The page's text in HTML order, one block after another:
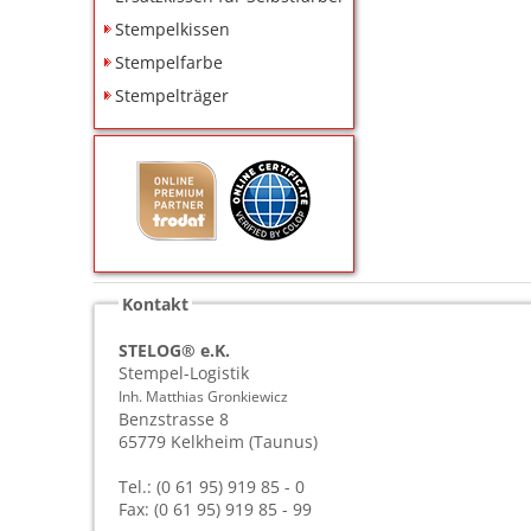
Stempelkissen
Stempelfarbe
Stempelträger
Kontakt
STELOG® e.K.
Stempel-Logistik
Inh. Matthias Gronkiewicz
Benzstrasse 8
65779 Kelkheim (Taunus)
Tel.: (0 61 95) 919 85 - 0
Fax: (0 61 95) 919 85 - 99